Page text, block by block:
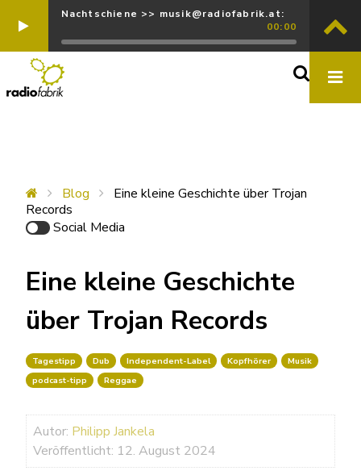
Nachtschiene >> musik@radiofabrik.at:
00:00
Blog
Eine kleine Geschichte über Trojan
Records
Social Media
Eine kleine Geschichte
über Trojan Records
Tagestipp Dub Independent-Label Kopfhörer
Musik
podcast-tipp
Reggae
Autor: Philipp Jankela
Veröffentlicht: 12. August 2024